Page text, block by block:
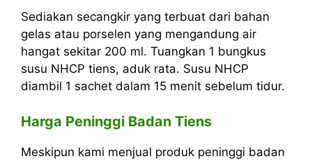
Sediakan secangkir yang terbuat dari bahan
gelas atau porselen yang mengandung air
hangat sekitar 200 ml. Tuangkan 1 bungkus
susu NHCP tiens, aduk rata. Susu NHCP
diambil 1 sachet dalam 15 menit sebelum tidur.
Harga Peninggi Badan Tiens
Meskipun kami menjual produk peninggi badan